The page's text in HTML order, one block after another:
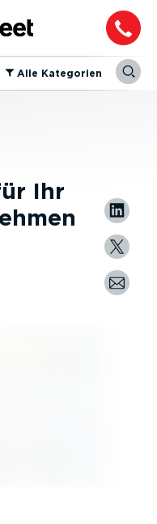
⁠Alle Kategorien
Ihr